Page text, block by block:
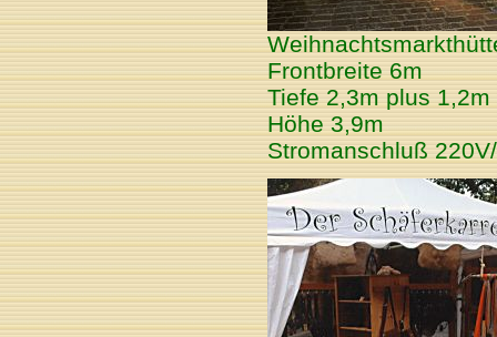
Frontbreite 6m
Tiefe 2,3m plus
Höhe 3,9m
Stromanschluß